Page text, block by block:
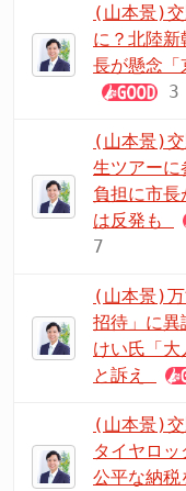
(山本景)交
に？北陸
長が懸念「
3
(山本景)交
生ツアー
負担に市
は反発も
7
(山本景)万
招待」に
けい氏「大
と訴え
(山本景)交
タイヤロ
公平な納税